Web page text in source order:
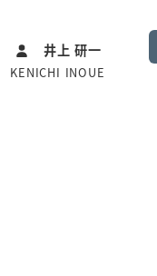
井上 研一
KENICHI INOUE